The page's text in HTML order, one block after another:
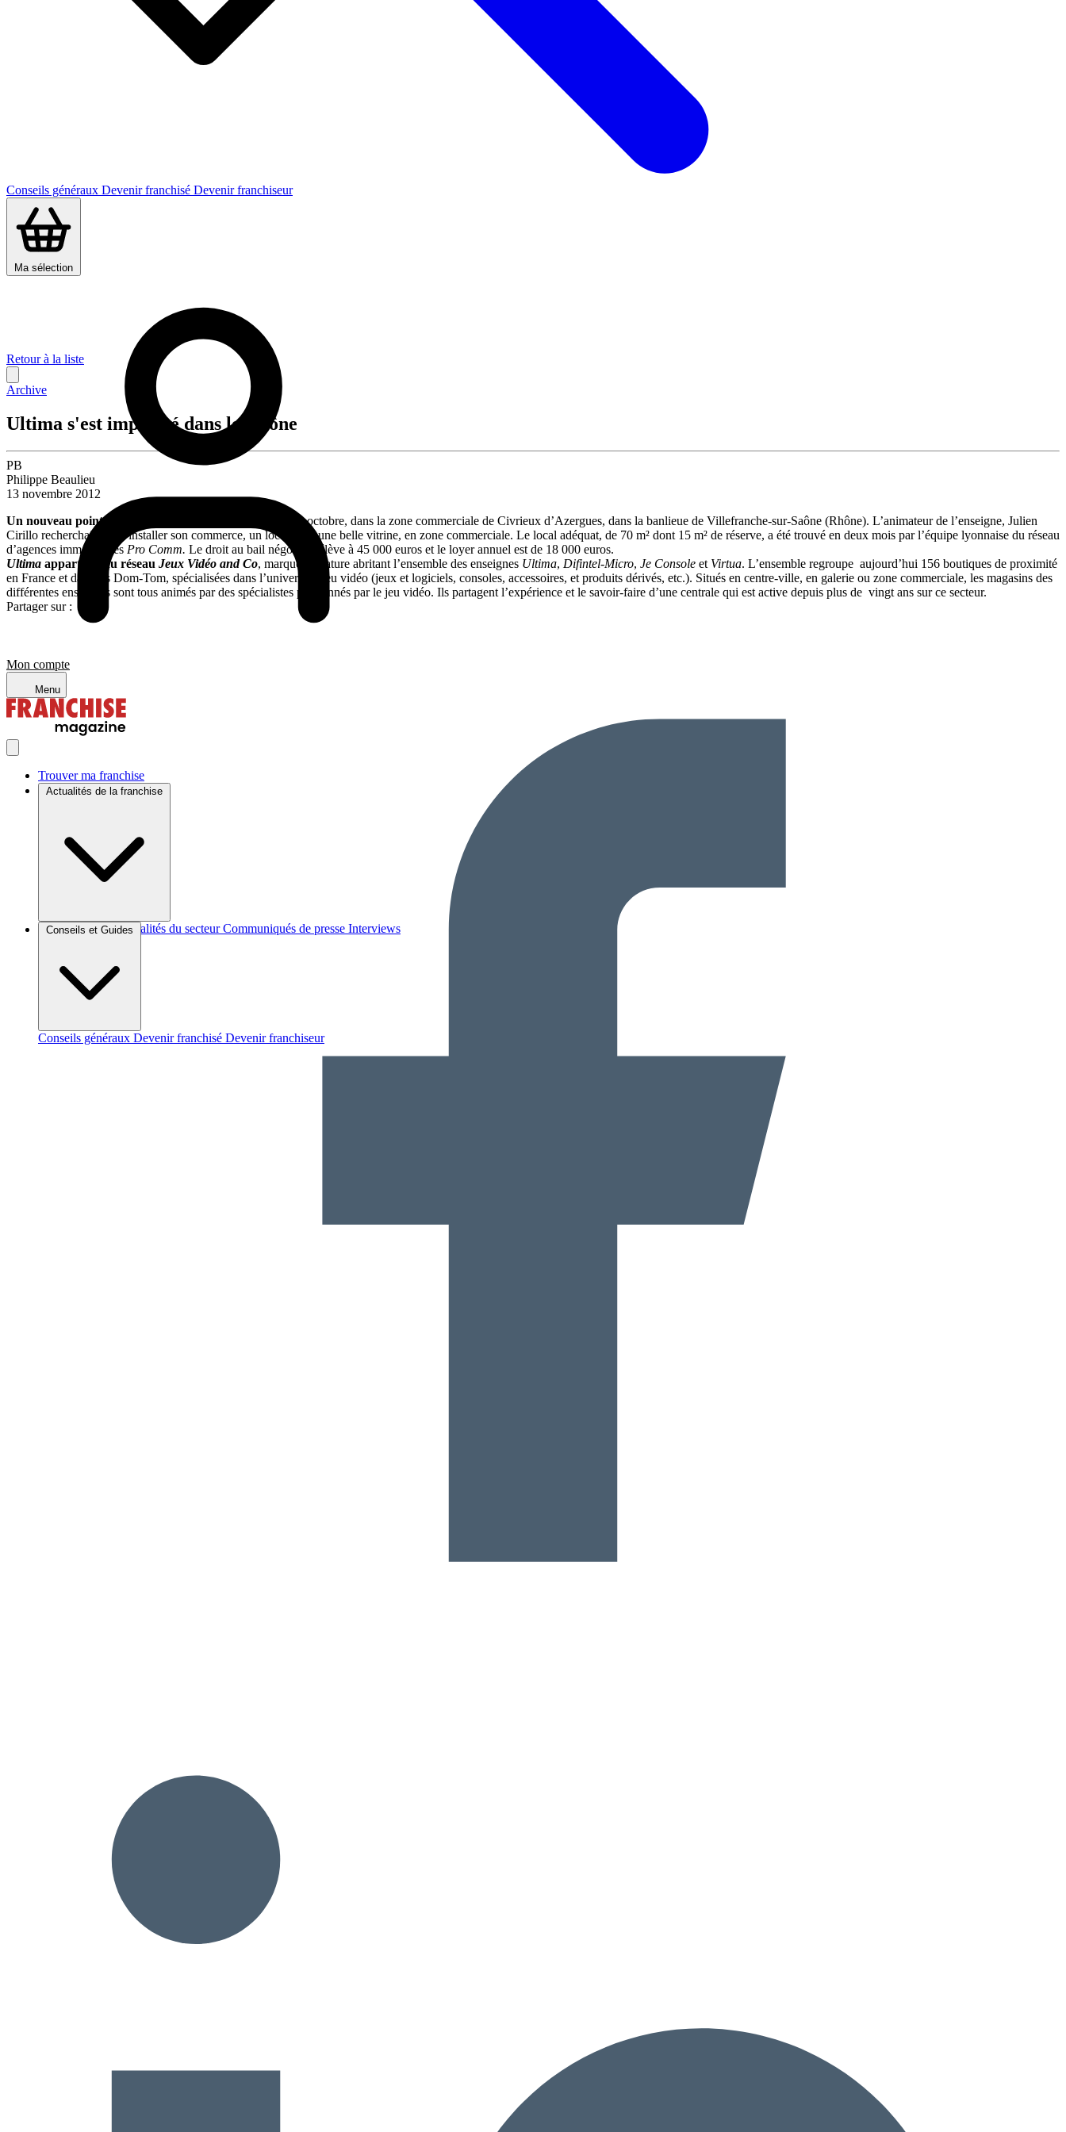
Conseils généraux Devenir franchisé Devenir franchiseur
Ma sélection
Mon compte
Menu
Trouver ma franchise
Actualités de la franchise
Brèves et actus Actualités du secteur Communiqués de presse Interviews
Conseils et Guides
Conseils généraux Devenir franchisé Devenir franchiseur
Retour à la liste
Archive
Ultima s'est implanté dans le Rhône
PB
Philippe Beaulieu
13 novembre 2012
Un nouveau point de vente
a ouvert ses portes, mi-octobre, dans la zone commerciale de Civrieux d’Azergues, dans la banlieue de Villefranche-sur-Saône (Rhône). L’animateur de l’enseigne, Julien
Cirillo recherchait, pour installer son commerce, un local avec une belle vitrine, en zone commerciale. Le local adéquat, de 70 m² dont 15 m² de réserve, a été trouvé en deux mois par l’équipe lyonnaise du réseau
d’agences immobilières Pro Comm. Le droit au bail négocié s’élève à 45 000 euros et le loyer annuel est de 18 000 euros.
Ultima appartient au réseau Jeux Vidéo and Co, marque signature abritant l’ensemble des enseignes Ultima, Difintel-Micro, Je Console et Virtua. L’ensemble regroupe aujourd’hui 156 boutiques de proximité
en France et dans les Dom-Tom, spécialisées dans l’univers du jeu vidéo (jeux et logiciels, consoles, accessoires, et produits dérivés, etc.). Situés en centre-ville, en galerie ou zone commerciale, les magasins des
différentes enseignes sont tous animés par des spécialistes passionnés par le jeu vidéo. Ils partagent l’expérience et le savoir-faire d’une centrale qui est active depuis plus de vingt ans sur ce secteur.
Partager sur :